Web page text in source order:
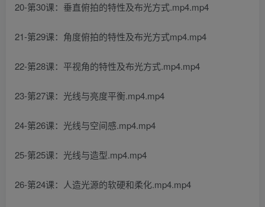
20-第30课：垂直俯拍的特性及布光方式.mp4.mp4
21-第29课：角度俯拍的特性及布光方式mp4.mp4
22-第28课：平视角的特性及布光方式.mp4.mp4
23-第27课：光线与亮度平衡.mp4.mp4
24-第26课：光线与空间感.mp4.mp4
25-第25课：光线与造型.mp4.mp4
26-第24课：人造光源的软硬和柔化.mp4.mp4